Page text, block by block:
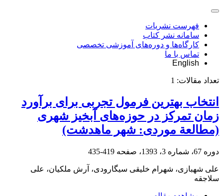
فهرست نشریات
سامانه نشر کتاب
کارگاه‌ها و دوره‌های آموزشی تخصصی
تماس با ما
English
تعداد مقالات: 1
انتخاب بهترین فرمول تجربی برای برآورد
زمان تمرکز در حوزه‌های آبخیز شهری
(مطالعة موردی: شهر ماهدشت)
دوره 67، شماره 3، 1393، صفحه 419-435
علی شهبازی، شهرام خلیقی سیگارودی، آرش ملکیان، علی
سلاجقه